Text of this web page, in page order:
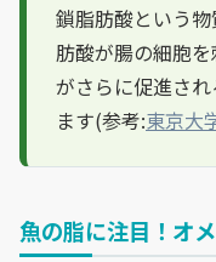
鎖脂肪酸という
肪酸が腸の細胞
がさらに促進さ
ます(参考:東京大
魚の脂に注目！オ